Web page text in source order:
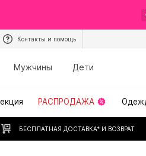
Контакты и помощь
Мужчины Дети
РАСПРОДАЖА
БЕСПЛАТНАЯ ДОСТАВКА* И ВОЗВРАТ